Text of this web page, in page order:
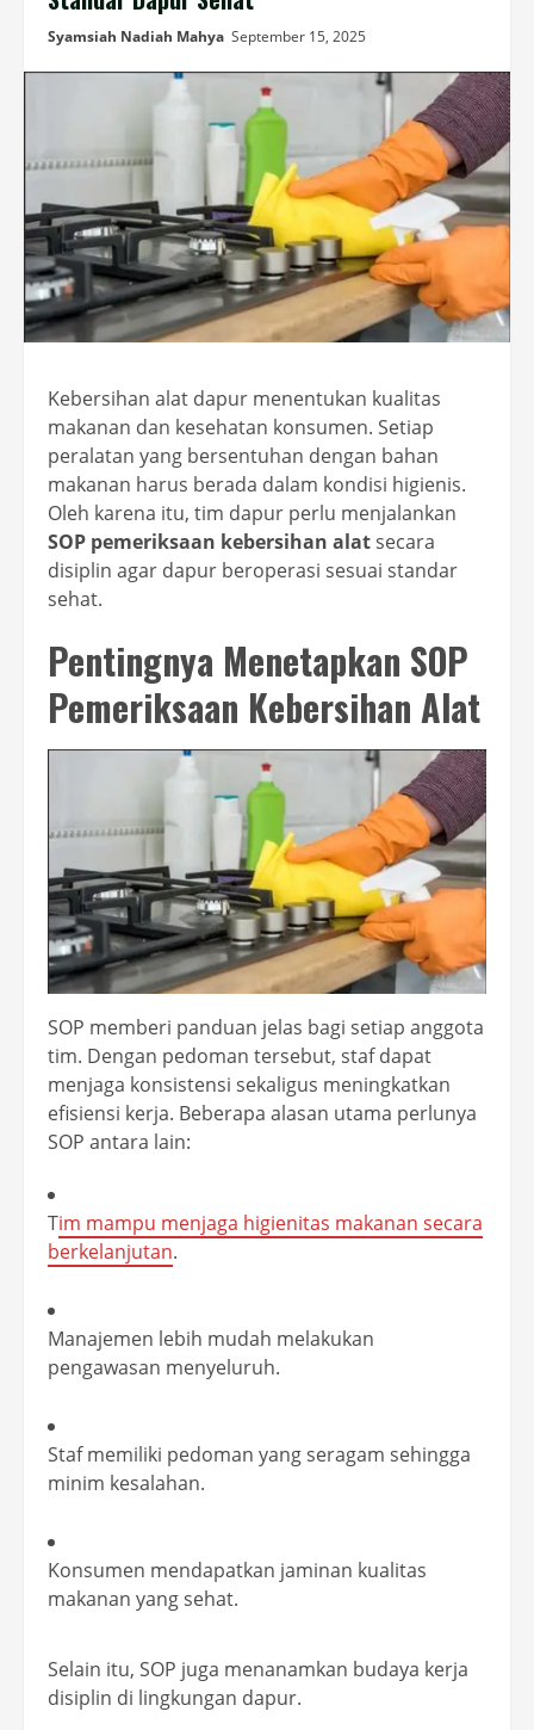
Syamsiah Nadiah Mahya September 15, 2025
Kebersihan alat dapur menentukan kualitas
makanan dan kesehatan konsumen. Setiap
peralatan yang bersentuhan dengan bahan
makanan harus berada dalam kondisi higienis.
Oleh karena itu, tim dapur perlu menjalankan
SOP pemeriksaan kebersihan alatsecara
disiplin agar dapur beroperasi sesuai standar
sehat.
Pentingnya Menetapkan SOP
Pemeriksaan Kebersihan Alat
SOP memberi panduan jelas bagi setiap anggota
tim. Dengan pedoman tersebut, staf dapat
menjaga konsistensi sekaligus meningkatkan
efisiensi kerja. Beberapa alasan utama perlunya
SOP antara lain:
Tim mampu menjaga higienitas makanan secara
berkelanjutan.
Manajemen lebih mudah melakukan
pengawasan menyeluruh.
Staf memiliki pedoman yang seragam sehingga
minim kesalahan.
Konsumen mendapatkan jaminan kualitas
makanan yang sehat.
Selain itu, SOP juga menanamkan budaya kerja
disiplin di lingkungan dapur.